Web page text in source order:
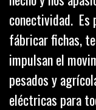
conectividad. Es
fábricar fichas,
impulsan el
pesados y
eléctricas para